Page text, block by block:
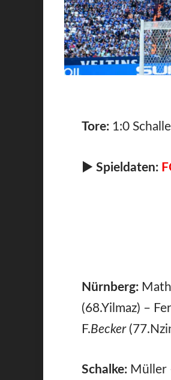
Tore: 1:0
►Spieldaten:
Nürnberg:
(68.Yilmaz) –
F.Becker
Schalke: Müller